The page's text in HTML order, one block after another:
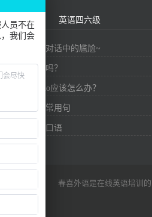
基础口语 英语四六级
，帮你避免对话中的尴尬~
多少个单词吗？
，想要say no应该怎么办？
绍中国外贸常用句
证商务英语口语
春喜外语是在线英语培训
员不在
我们会